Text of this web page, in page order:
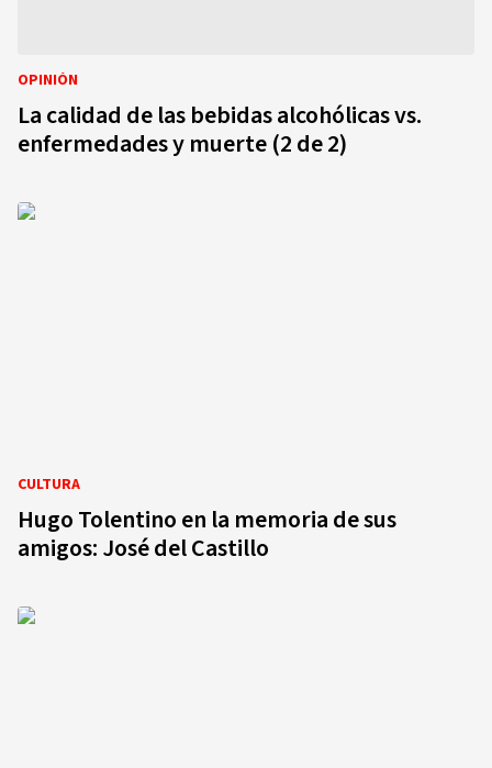
OPINIÓN
La calidad de las bebidas alcohólicas vs.
enfermedades y muerte (2 de 2)
CULTURA
Hugo Tolentino en la memoria de sus
amigos: José del Castillo